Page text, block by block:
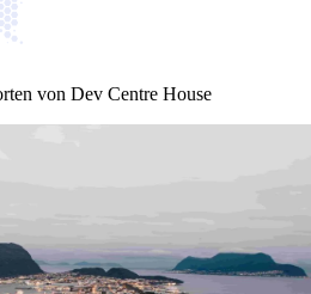
von Dev Centre House